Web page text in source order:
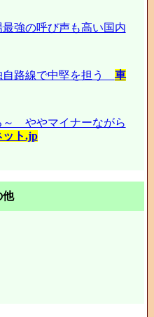
強の呼び声も高い国内
路線で中堅を担う 車
～ ややマイナーながら
ット.jp
他